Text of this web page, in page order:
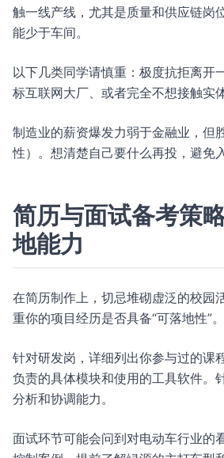
触一线产线，尤其是质量和供应链岗
能少于车间。
以下几类同学请慎重：极度抗拒离开
标互联网大厂、或者完全不想接触实
制造业的薪资爆发力弱于金融业，但
性）。想清楚自己要什么再投，避免
简历与面试备考策
地能力
在简历制作上，切忌堆砌虚泛的校园
重你的项目经历是否具备“可落地性”。
针对研发岗，详细列出你参与过的课
负责的具体模块和使用的工具软件。
分析和协调能力。
面试环节可能会问到对电动车行业的